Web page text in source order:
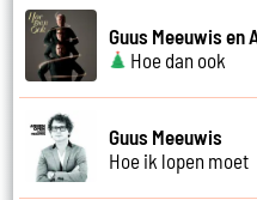
Guus Meeuwis en
Hoe dan ook
Guus Meeuwis
Hoe ik lopen moet